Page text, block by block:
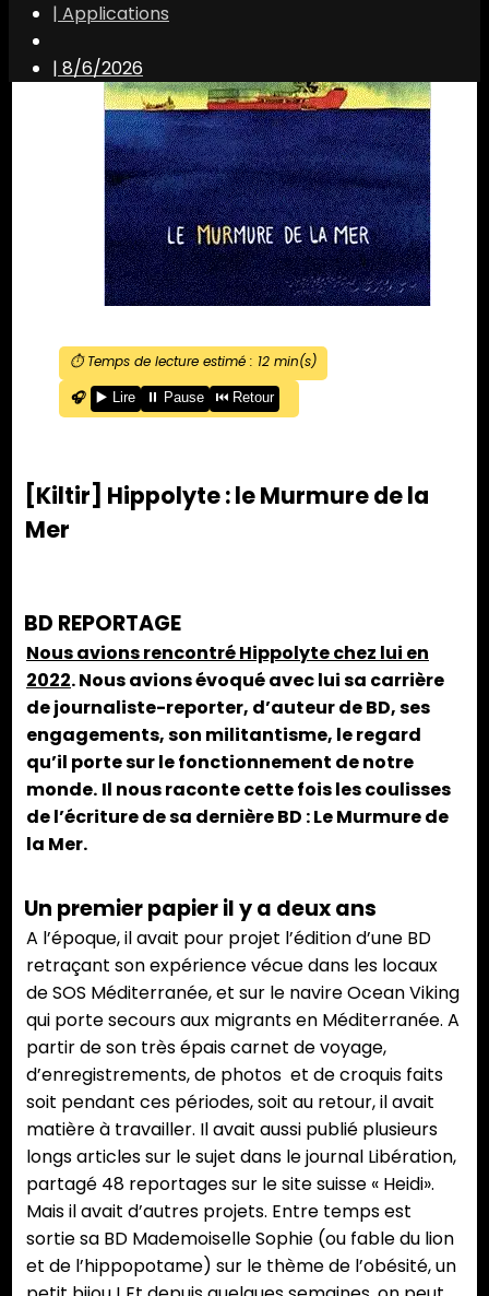
| Applications
| 8/6/2026
⏱️ Temps de lecture estimé : 12min(s)
🎧
▶️ Lire ⏸️ Pause ⏮️ Retour
[Kiltir] Hippolyte : le Murmure de la
Mer
BD REPORTAGE
Nous avions rencontré Hippolyte chez lui en
2022. Nous avions évoqué avec lui sa carrière
de journaliste-reporter, d’auteur de BD, ses
engagements, son militantisme, le regard
qu’il porte sur le fonctionnement de notre
monde. Il nous raconte cette fois les coulisses
de l’écriture de sa dernière BD : Le Murmure de
la Mer.
Un premier papier il y a deux ans
A l’époque, il avait pour projet l’édition d’une BD
retraçant son expérience vécue dans les locaux
de SOS Méditerranée, et sur le navire Ocean Viking
qui porte secours aux migrants en Méditerranée. A
partir de son très épais carnet de voyage,
d’enregistrements, de photos et de croquis faits
soit pendant ces périodes, soit au retour, il avait
matière à travailler. Il avait aussi publié plusieurs
longs articles sur le sujet dans le journal Libération,
partagé 48 reportages sur le site suisse « Heidi».
Mais il avait d’autres projets. Entre temps est
sortie sa BD Mademoiselle Sophie (ou fable du lion
et de l’hippopotame) sur le thème de l’obésité, un